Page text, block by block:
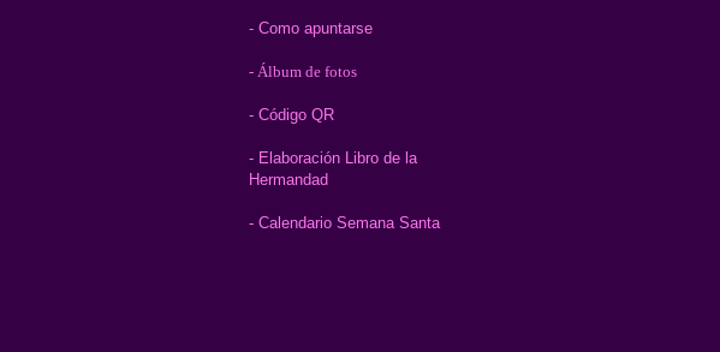
- Como apuntarse
- Álbum de fotos
- Código QR
- Elaboración Libro de la
Hermandad
- Calendario Semana Santa